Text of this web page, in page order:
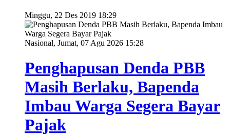
Minggu, 22 Des 2019 18:29
Nasional, Jumat, 07 Agu 2026 15:28
Penghapusan Denda PBB
Masih Berlaku, Bapenda
Imbau Warga Segera Bayar
Pajak